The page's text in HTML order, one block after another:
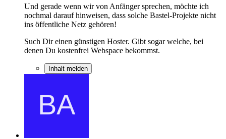
Und gerade wenn wir von Anfänger sprechen, möchte ich
nochmal darauf hinweisen, dass solche Bastel-Projekte nicht
ins öffentliche Netz gehören!
Such Dir einen günstigen Hoster. Gibt sogar welche, bei
denen Du kostenfrei Webspace bekommst.
Inhalt melden